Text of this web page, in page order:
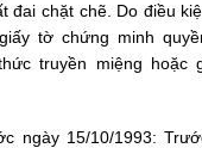
đai chặt chẽ. Do điều
tờ chứng minh
truyền miệng hoặc
ngày 15/10/1993: